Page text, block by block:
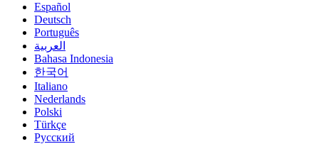
Español
Deutsch
Português
العربية
Bahasa Indonesia
한국어
Italiano
Nederlands
Polski
Türkçe
Русский